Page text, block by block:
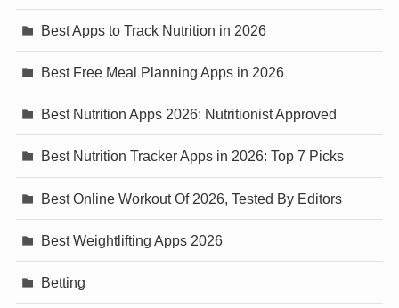
Best Apps to Track Nutrition in 2026
Best Free Meal Planning Apps in 2026
Best Nutrition Apps 2026: Nutritionist Approved
Best Nutrition Tracker Apps in 2026: Top 7 Picks
Best Online Workout Of 2026, Tested By Editors
Best Weightlifting Apps 2026
Betting